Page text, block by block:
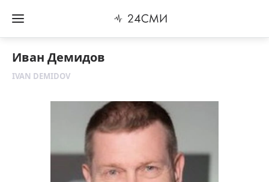
Иван Демидов
IVAN DEMIDOV